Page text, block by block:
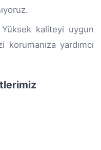
Yüksek kaliteyi uygun
yardımcı